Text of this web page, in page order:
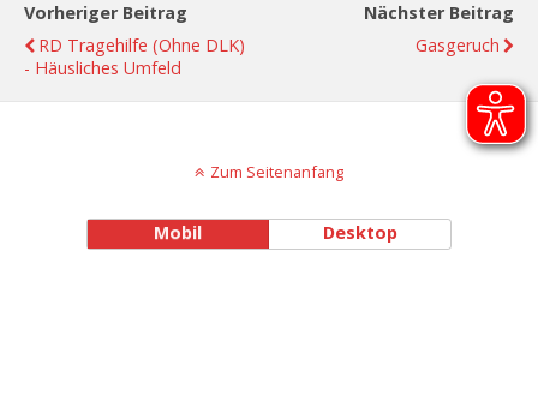
Vorheriger Beitrag
RD Tragehilfe (ohne DLK)
- Häusliches Umfeld
Nächster Beitrag
Gasgeruch
Zum Seitenanfang
Mobil Desktop